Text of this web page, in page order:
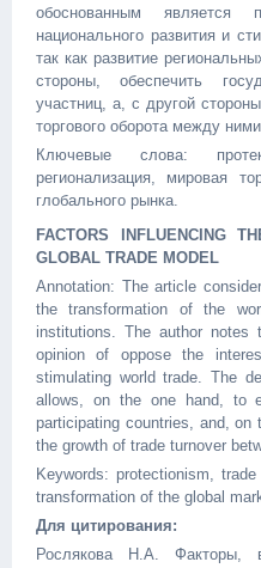
обоснованным является
национального развития и
так как развитие
стороны, обеспечить
участниц, а, с другой
торгового оборота между
Ключевые слова:
регионализация, мировая
глобального рынка.
FACTORS INFLUENCING
GLOBAL TRADE MODEL
Annotation: The article
the transformation of the
institutions. The author
opinion of oppose the
stimulating world trade. The
allows, on the one hand, to
participating countries, and,
the growth of trade turnover
Keywords: protectionism,
transformation of the global
Для цитирования:
Рослякова Н.А. Факторы,